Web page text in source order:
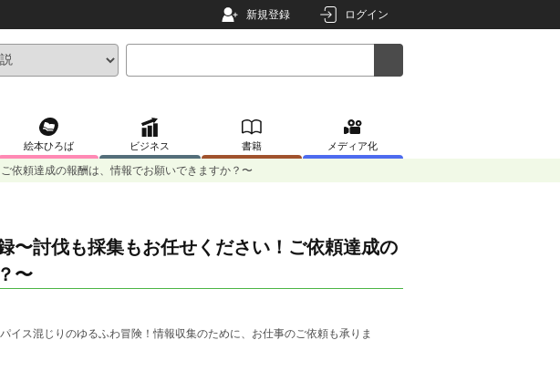
新規登録 ログイン
絵本ひろば ビジネス 書籍 メディア化
依頼達成の報酬は、情報でお願いできますか？〜
〜討伐も採集もお任せください！ご依頼達成の
〜
イス混じりのゆるふわ冒険！情報収集のために、お仕事のご依頼も承りま